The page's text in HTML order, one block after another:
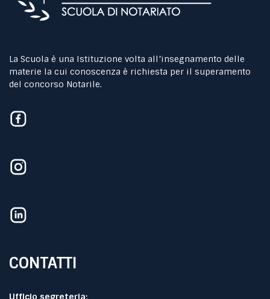
La Scuola è una Istituzione volta all’insegnamento delle
materie la cui conoscenza è richiesta per il superamento
del concorso Notarile.
CONTATTI
Ufficio segreteria: